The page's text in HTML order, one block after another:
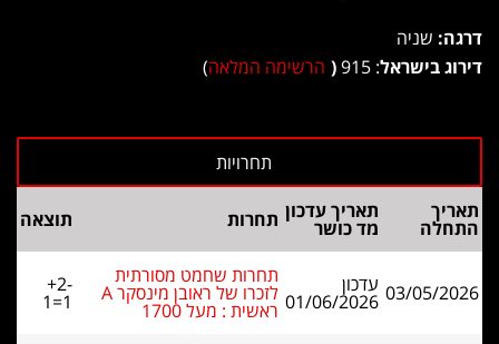
דרגה: שניה
דירוג בישראל: 915
( הרשימה המלאה)
תאריך
התחלה
תאריך עדכון
מד כושר תחרות תוצאה
03/05/2026 עדכון
01/06/2026
תחרות שחמט מסורתית
לזכרו של ראובן מינסקר A
ראשית : מעל 1700
+2-
1=1